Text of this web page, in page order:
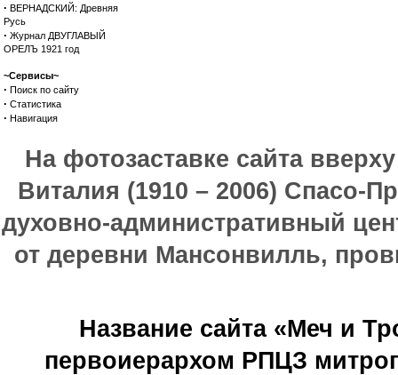
· ВЕРНАДСКИЙ: Древняя
Русь
· Журнал ДВУГЛАВЫЙ
ОРЕЛЪ 1921 год
~Сервисы~
· Поиск по сайту
· Статистика
· Навигация
На фотозаставке сайта
Виталия (1910 – 2006) Спасо-
духовно-административный
от деревни Мансонвилль,
Название сайта «Меч и
первоиерархом РПЦЗ